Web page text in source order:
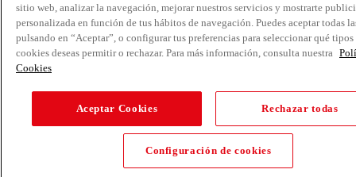
sitio web, analizar la navegación, mejorar nuestros servicios y mostrarte
personalizada en función de tus hábitos de navegación. Puedes aceptar todas
pulsando en “Aceptar”, o configurar tus preferencias para seleccionar qué tipos
cookies deseas permitir o rechazar. Para más información, consulta nuestra
Cookies
Aceptar Cookies Rechazar todas
Configuración de cookies